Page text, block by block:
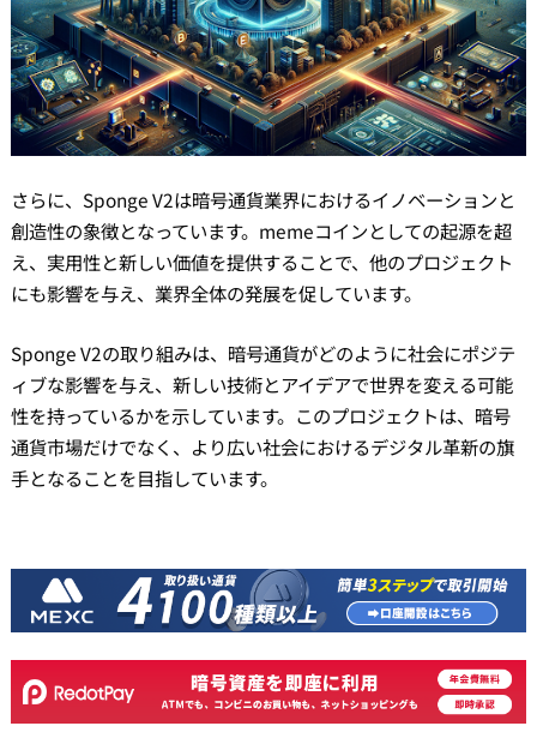
さらに、Sponge V2は暗号通貨業界におけるイノベーションと
創造性の象徴となっています。memeコインとしての起源を超
え、実用性と新しい価値を提供することで、他のプロジェクト
にも影響を与え、業界全体の発展を促しています。
Sponge V2の取り組みは、暗号通貨がどのように社会にポジテ
ィブな影響を与え、新しい技術とアイデアで世界を変える可能
性を持っているかを示しています。このプロジェクトは、暗号
通貨市場だけでなく、より広い社会におけるデジタル革新の旗
手となることを目指しています。